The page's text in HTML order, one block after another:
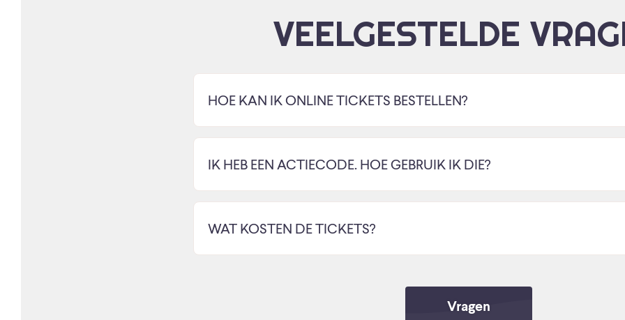
VEELGESTELDE
HOE KAN IK ONLINE TICKETS BESTELLEN?
IK HEB EEN ACTIECODE. HOE GEBRUIK IK DIE?
WAT KOSTEN DE TICKETS?
Vragen